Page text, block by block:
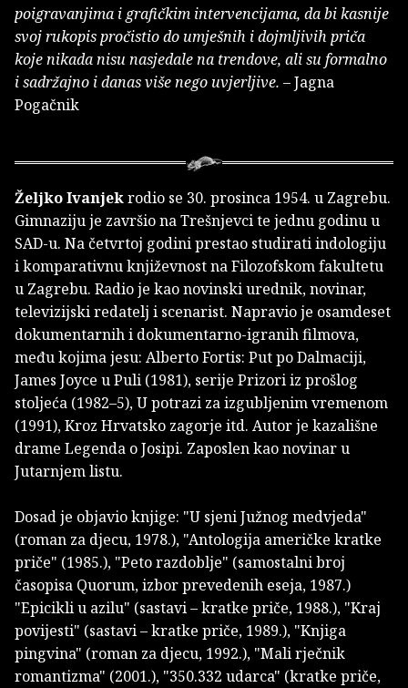
poigravanjima i grafičkim intervencijama, da bi kasnije
svoj rukopis pročistio do umješnih i dojmljivih priča
koje nikada nisu nasjedale na trendove, ali su formalno
i sadržajno i danas više nego uvjerljive. – Jagna
Pogačnik
Željko Ivanjekrodio se 30. prosinca 1954. u Zagrebu.
Gimnaziju je završio na Trešnjevci te jednu godinu u
SAD-u. Na četvrtoj godini prestao studirati indologiju
i komparativnu književnost na Filozofskom fakultetu
u Zagrebu. Radio je kao novinski urednik, novinar,
televizijski redatelj i scenarist. Napravio je osamdeset
dokumentarnih i dokumentarno-igranih filmova,
među kojima jesu: Alberto Fortis: Put po Dalmaciji,
James Joyce u Puli (1981), serije Prizori iz prošlog
stoljeća (1982–5), U potrazi za izgubljenim vremenom
(1991), Kroz Hrvatsko zagorje itd. Autor je kazališne
drame Legenda o Josipi. Zaposlen kao novinar u
Jutarnjem listu.
Dosad je objavio knjige: "U sjeni Južnog medvjeda"
(roman za djecu, 1978.), "Antologija američke kratke
priče" (1985.), "Peto razdoblje" (samostalni broj
časopisa Quorum, izbor prevedenih eseja, 1987.)
"Epicikli u azilu" (sastavi – kratke priče, 1988.), "Kraj
povijesti" (sastavi – kratke priče, 1989.), "Knjiga
pingvina" (roman za djecu, 1992.), "Mali rječnik
romantizma" (2001.), "350.332 udarca" (kratke priče,